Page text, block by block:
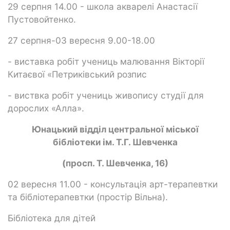
29 серпня 14.00 - школа акварелі Анастасії
Пустовойтенко.
27 серпня-03 вересня 9.00-18.00
- виставка робіт учениць малювання Вікторії
Китаєвої «Петриківський розпис
- виствка робіт учениць живопису студії для
дорослих «Алла».
Юнацький відділ центральної міської
бібліотеки ім. Т.Г. Шевченка
(просп. Т. Шевченка, 16)
02 вересня 11.00 - консультація арт-терапевтки
та бібліотерапевтки (простір Вільна).
Бібліотека для дітей